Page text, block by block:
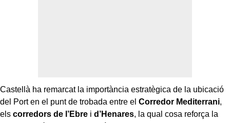
Castellà ha remarcat la importància estratègica de la ubicació
del Port en el punt de trobada entre el Corredor Mediterrani,
els corredors de l’Ebre i d’Henares, la qual cosa reforça la